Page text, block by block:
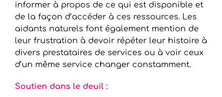
informer à propos de ce qui est disponible et
de la façon d’accéder à ces ressources. Les
aidants naturels font également mention de
leur frustration à devoir répéter leur histoire à
divers prestataires de services ou à voir ceux
d’un même service changer constamment.
Soutien dans le deuil :